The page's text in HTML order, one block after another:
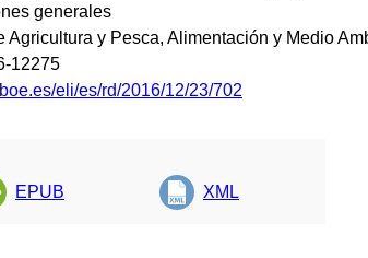
generales
Agricultura y Pesca, Alimentación y Medio
12275
eli/es/rd/2016/12/23/702
EPUB XML